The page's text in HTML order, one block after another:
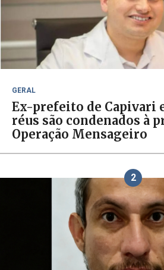
GERAL
Ex-prefeito de Capivari
réus são condenados à
Operação Mensageiro
2